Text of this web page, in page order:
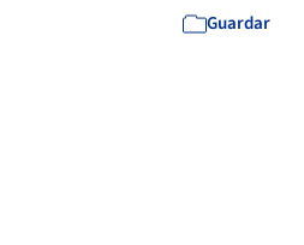
Guardar